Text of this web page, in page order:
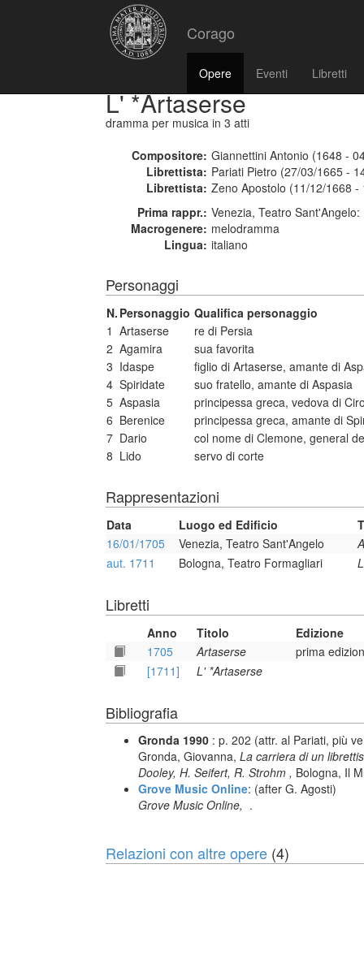
Corago
Opere Eventi Libretti
L' *Artaserse
dramma per musica in 3 atti
Compositore: Giannettini Antonio (1648 -
Librettista: Pariati Pietro (27/03/1665 -
Librettista: Zeno Apostolo (11/12/1668 -
Prima rappr.: Venezia, Teatro
Macrogenere: melodramma
Lingua: italiano
Personaggi
N. Personaggio Qualifica personaggio
1 Artaserse
re di Persia
2 Agamira
sua favorita
3 Idaspe
figlio di Artaserse, amante di
4 Spiridate
suo fratello, amante di Aspasia
5 Aspasia
principessa greca, vedova di
6 Berenice
principessa greca, amante di
7 Dario
col nome di Clemone, general
8 Lido servo di corte
Rappresentazioni
Data Luogo ed Edificio
16/01/1705
Venezia, Teatro Sant'Angelo
aut. 1711
Bologna, Teatro Formagliari
Libretti
Anno Titolo
Edizione
1705
Artaserse
prima
[1711]
L' *Artaserse
Bibliografia
Gronda 1990 : p. 202 (attr. al Pariati, più
Gronda, Giovanna, La carriera di un
Dooley, H. Seifert, R. Strohm , Bologna, Il
Grove Music Online: (after G. Agosti)
Grove Music Online, .
Relazioni con altre opere (4)